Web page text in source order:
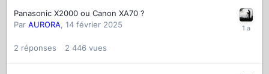
Panasonic X2000 ou Canon XA70 ?
Par AURORA, 14 février 2025
2 réponses 2 446 vues